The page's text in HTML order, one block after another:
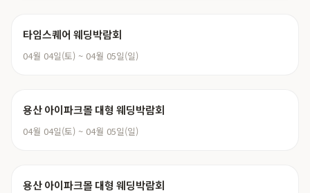
타임스퀘어 웨딩박람회
04월 04일(토) ~ 04월 05일(일)
용산 아이파크몰 대형 웨딩박람회
04월 04일(토) ~ 04월 05일(일)
용산 아이파크몰 대형 웨딩박람회